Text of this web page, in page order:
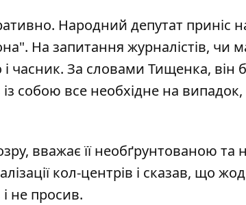
Народний депутат приніс
На запитання журналістів, чи
часник. За словами Тищенка, він
собою все необхідне на
вважає її необґрунтованою та
кол-центрів і сказав, що
не просив.